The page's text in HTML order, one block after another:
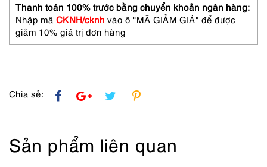
Thanh toán 100% trước bằng chuyển khoản ngân hàng:
Nhập mã CKNH/cknh vào ô "MÃ GIẢM GIÁ" để được
giảm 10% giá trị đơn hàng
Chia sẻ:
Sản phẩm liên quan